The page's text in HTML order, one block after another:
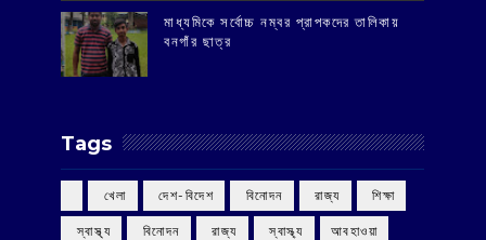
মাধ্যমিকে সর্বোচ্চ নম্বর প্রাপকদের তালিকায়
বনগাঁর ছাত্র
Tags
‌ খেলা ‌ দেশ-বিদেশ ‌ বিনোদন ‌ রাজ্য ‌ শিক্ষা
‌ স্বাস্থ্য ‌ বিনোদন ‌ রাজ্য ‌ স্বাস্থ্য আবহাওয়া